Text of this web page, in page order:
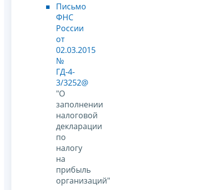
Письмо
ФНС
России
от
02.03.2015
№
ГД-4-
3/3252@
"О
заполнении
налоговой
декларации
по
налогу
на
прибыль
организаций"